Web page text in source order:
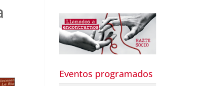
Eventos programados